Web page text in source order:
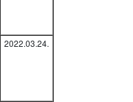
2022.03.24.